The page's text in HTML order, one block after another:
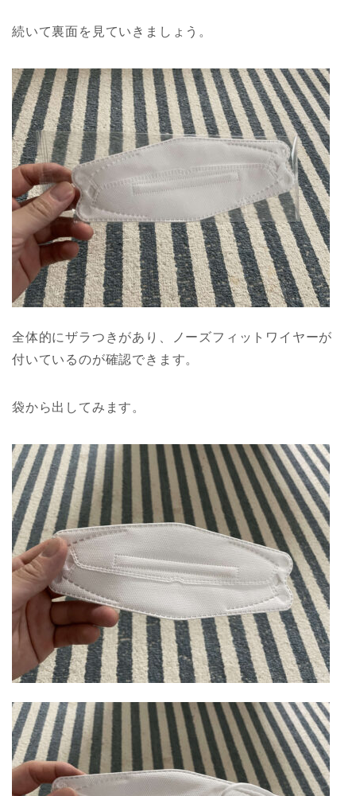
続いて裏面を見ていきましょう。
全体的にザラつきがあり、ノーズフィットワイヤーが
付いているのが確認できます。
袋から出してみます。